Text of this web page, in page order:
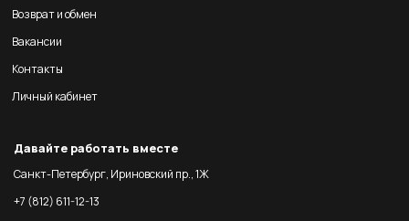
Возврат и обмен
Вакансии
Контакты
Личный кабинет
Давайте работать вместе
Санкт-Петербург, Ириновский пр., 1Ж
+7 (812) 611-12-13